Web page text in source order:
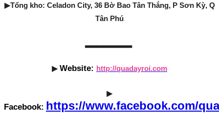
▶Tổng kho: Celadon City, 36 Bờ Bao Tân Thắng, P Sơn Kỳ, Q
Tân Phú
▂▂▂▂▂▂▂▂
▶ Website: http://quadayroi.com
▶
Facebook: https://www.facebook.com/